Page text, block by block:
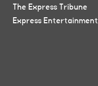
The Express Tribune
Express Entertainment